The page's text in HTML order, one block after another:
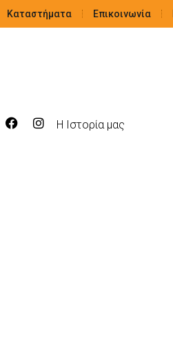
Καταστήματα Επικοινωνία
Η Ιστορία μας